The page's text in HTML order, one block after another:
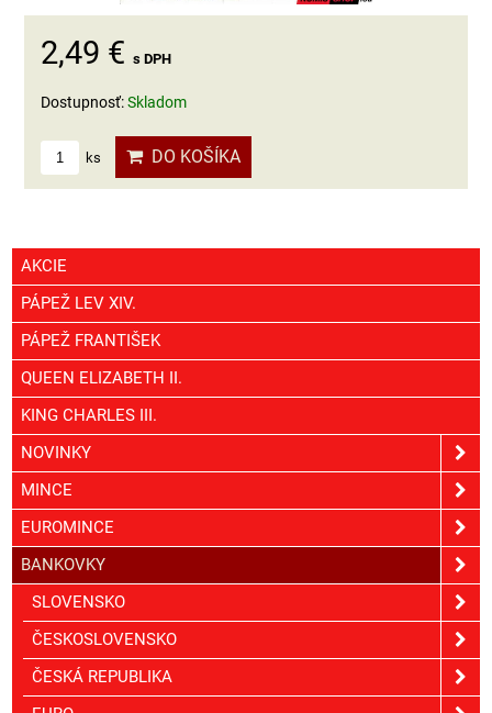
2,49 € s DPH
Dostupnosť:Skladom
ks DO KOŠÍKA
AKCIE
PÁPEŽ LEV XIV.
PÁPEŽ FRANTIŠEK
QUEEN ELIZABETH II.
KING CHARLES III.
NOVINKY
MINCE
EUROMINCE
BANKOVKY
SLOVENSKO
ČESKOSLOVENSKO
ČESKÁ REPUBLIKA